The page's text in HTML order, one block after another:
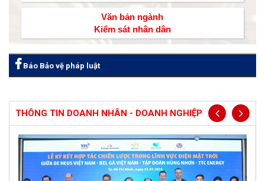
Văn bản ngành
Kiểm sát nhân dân
Báo Bảo vệ pháp luật
THÔNG TIN DOANH NHÂN - DOANH NGHIỆP